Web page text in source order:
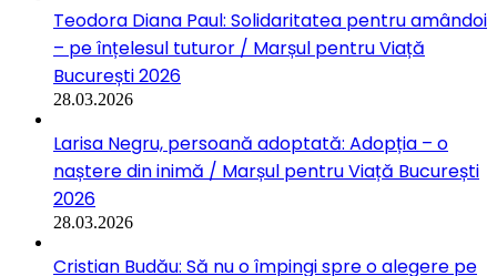
Teodora Diana Paul: Solidaritatea pentru amândoi
– pe înțelesul tuturor / Marșul pentru Viață
București 2026
28.03.2026
Larisa Negru, persoană adoptată: Adopția – o
naștere din inimă / Marșul pentru Viață București
2026
28.03.2026
Cristian Budău: Să nu o împingi spre o alegere pe